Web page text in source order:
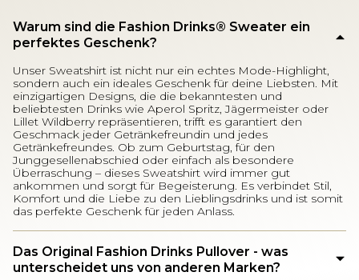
Warum sind die Fashion Drinks®️ Sweater ein
perfektes Geschenk?
Unser Sweatshirt ist nicht nur ein echtes Mode-Highlight,
sondern auch ein ideales Geschenk für deine Liebsten. Mit
einzigartigen Designs, die die bekanntesten und
beliebtesten Drinks wie Aperol Spritz, Jägermeister oder
Lillet Wildberry repräsentieren, trifft es garantiert den
Geschmack jeder Getränkefreundin und jedes
Getränkefreundes. Ob zum Geburtstag, für den
Junggesellenabschied oder einfach als besondere
Überraschung – dieses Sweatshirt wird immer gut
ankommen und sorgt für Begeisterung. Es verbindet Stil,
Komfort und die Liebe zu den Lieblingsdrinks und ist somit
das perfekte Geschenk für jeden Anlass.
Das Original Fashion Drinks Pullover - was
unterscheidet uns von anderen Marken?